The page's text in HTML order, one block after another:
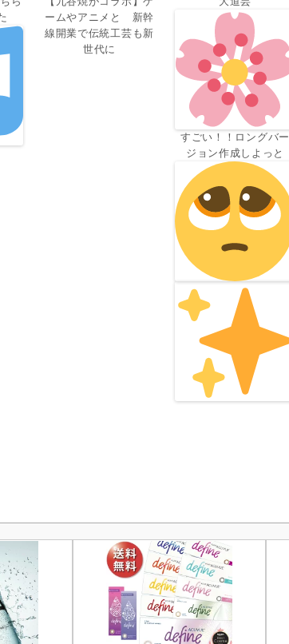
ームやアニメと 新幹
線開業で伝統工芸も新
世代に
すごい！！ロングバー
ジョン作成しよっと